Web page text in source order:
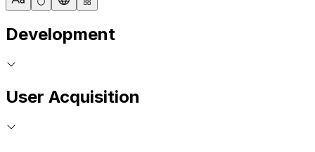
Development
User Acquisition